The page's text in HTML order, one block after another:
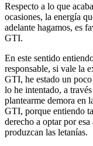
Respecto a lo que
ocasiones, la energía
adelante hagamos, es
GTI.
En este sentido
responsable, si vale la
GTI, he estado un
lo he intentado, a
plantearme demora en
GTI, porque entiendo
derecho a optar por
produzcan las letanías.